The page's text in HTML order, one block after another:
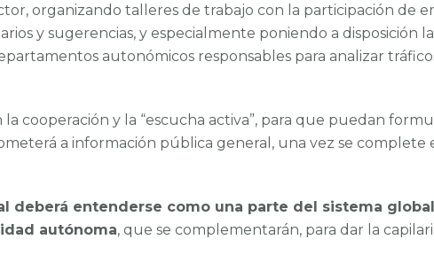
organizando talleres de trabajo con la participación de
y sugerencias, y especialmente poniendo a
autonómicos responsables para analizar
cooperación y la “escucha activa”, para que puedan
a información pública general, una vez se complete
deberá entenderse como una parte del sistema
autónoma, que se complementarán, para dar la